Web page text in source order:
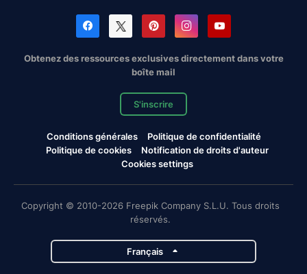
Obtenez des ressources exclusives directement dans votre
boîte mail
S'inscrire
Conditions générales
Politique de confidentialité
Politique de cookies
Notification de droits d'auteur
Cookies settings
Copyright © 2010-2026 Freepik Company S.L.U. Tous droits
réservés.
Français